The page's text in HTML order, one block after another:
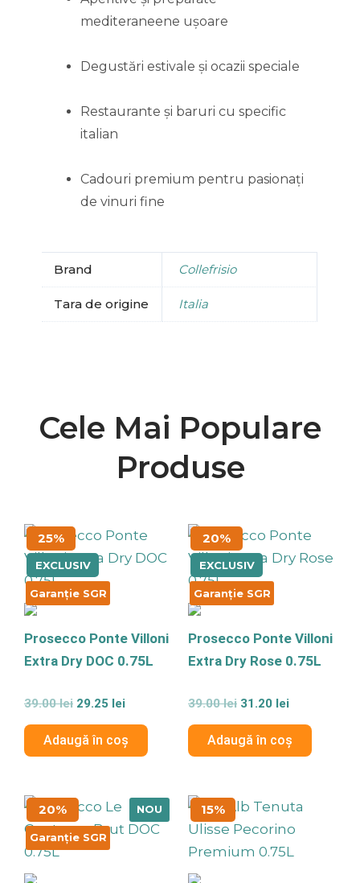
mediteraneene ușoare
Degustări estivale și ocazii speciale
Restaurante și baruri cu specific
italian
Cadouri premium pentru pasionați
de vinuri fine
Brand Collefrisio
Tara de origine Italia
Cele Mai Populare
Produse
25%
EXCLUSIV
Garanție SGR
Prosecco Ponte Villoni
Extra Dry DOC 0.75L
Evaluat
0
39.00lei
Prețul
a
fost:
39.00 lei.
29.25 lei
Prețul
este:
Adaugă în coș
20%
EXCLUSIV
Garanție SGR
Prosecco Ponte Villoni
Extra Dry Rose 0.75L
Evaluat
0
39.00lei
Prețul
inițial
a
fost:
39.00 lei.
31.20 lei
Prețul
este:
Adaugă în coș
20%
Garanție SGR
NOU
Prețul
inițial
a
fost:
Prețul
curent
este:
15%
Prețul
a
fost:
Prețul
este: